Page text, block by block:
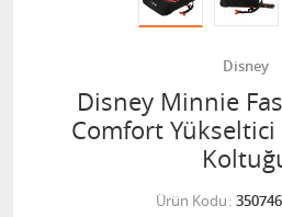
Disney
Disney Minnie
Comfort
Ürün Kodu